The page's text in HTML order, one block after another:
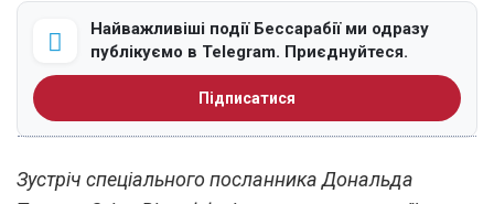
Найважливіші події Бессарабії ми одразу
публікуємо в Telegram. Приєднуйтеся.
Підписатися
Зустріч спеціального посланника Дональда